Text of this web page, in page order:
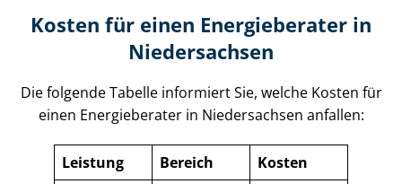
Kosten für einen Energieberater in
Niedersachsen
Die folgende Tabelle informiert Sie, welche Kosten für
einen Energieberater in Niedersachsen anfallen:
Leistung Bereich
Kosten